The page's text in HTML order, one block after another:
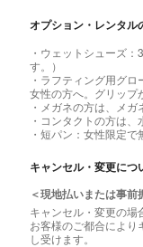
オプション・レンタル
・ウェットシューズ
す。）
・ラフティング用グ
女性の方へ。グリップ
・メガネの方は、メ
・コンタクトの方は
・短パン：女性限定で
キャンセル・変更につ
＜現地払いまたは事前
キャンセル・変更の場
お客様のご都合により
し受けます。